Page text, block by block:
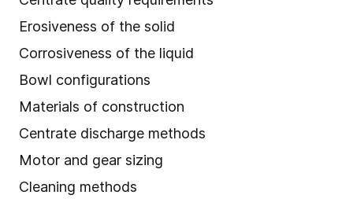
Erosiveness of the solid
Corrosiveness of the liquid
Bowl configurations
Materials of construction
Centrate discharge methods
Motor and gear sizing
Cleaning methods